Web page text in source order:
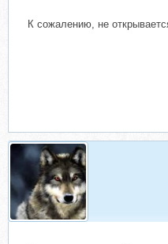
К сожалению, не